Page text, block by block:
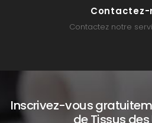
Contactez-
Contactez notre
Inscrivez-vous
de Tissus des